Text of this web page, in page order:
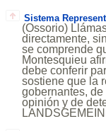
Sistema
(Ossorio)
directamente,
se comprende
Montesquieu
debe conferir
sostiene que la
gobernantes,
opinión y de